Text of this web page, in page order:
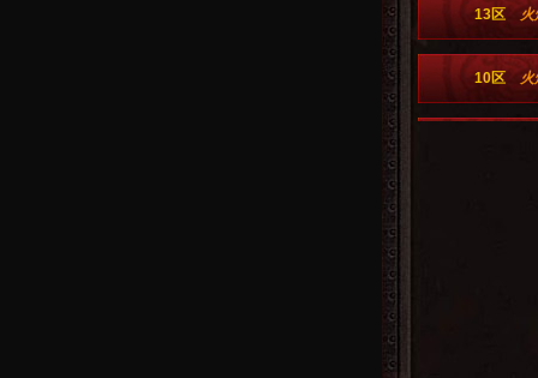
13区
10区